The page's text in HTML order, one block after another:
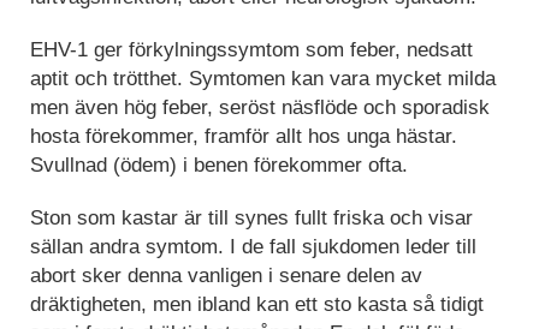
EHV-1 ger förkylningssymtom som feber, nedsatt
aptit och trötthet. Symtomen kan vara mycket milda
men även hög feber, seröst näsflöde och sporadisk
hosta förekommer, framför allt hos unga hästar.
Svullnad (ödem) i benen förekommer ofta.
Ston som kastar är till synes fullt friska och visar
sällan andra symtom. I de fall sjukdomen leder till
abort sker denna vanligen i senare delen av
dräktigheten, men ibland kan ett sto kasta så tidigt